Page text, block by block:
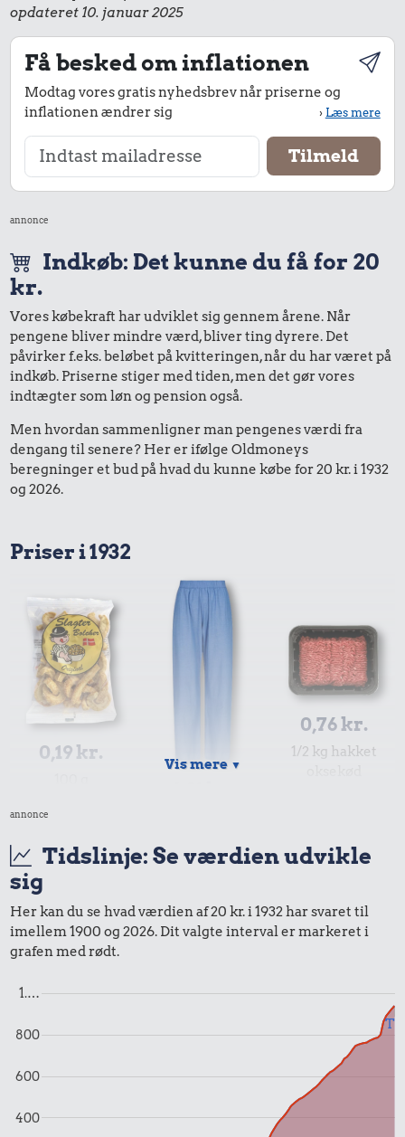
opdateret 10. januar 2025
Få besked om inflationen
Modtag vores gratis nyhedsbrev når priserne og
inflationen ændrer sig
›Læs mere
annonce
Indkøb: Det kunne du få for 20
kr.
Vores købekraft har udviklet sig gennem årene. Når
pengene bliver mindre værd, bliver ting dyrere. Det
påvirker f.eks. beløbet på kvitteringen, når du har været på
indkøb. Priserne stiger med tiden, men det gør vores
indtægter som løn og pension også.
Men hvordan sammenligner man pengenes værdi fra
dengang til senere? Her er ifølge Oldmoneys
beregninger et bud på hvad du kunne købe for 20 kr. i 1932
og 2026.
Priser i 1932
0,19 kr.
0,76 kr.
1/2 kg hakket
10 karklude
Vis mere ▼
annonce
Tidslinje: Se værdien udvikle
sig
Her kan du se hvad værdien af 20 kr. i 1932 har svaret til
imellem 1900 og 2026. Dit valgte interval er markeret i
grafen med rødt.
400
600
800
1.…
Til